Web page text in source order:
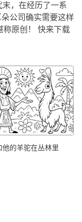
，在经历了一系
公司确实需要这样
称原创！ 快来下载
他的羊驼在丛林里